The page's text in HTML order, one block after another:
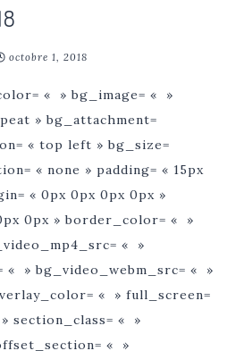
octobre 1, 2018
« » bg_image= « »
» bg_attachment=
« top left » bg_size=
« none » padding= « 15px
« 0px 0px 0px 0px »
0px » border_color= « »
« »
« » bg_video_webm_src= « »
« » full_screen=
section_class= « »
« »